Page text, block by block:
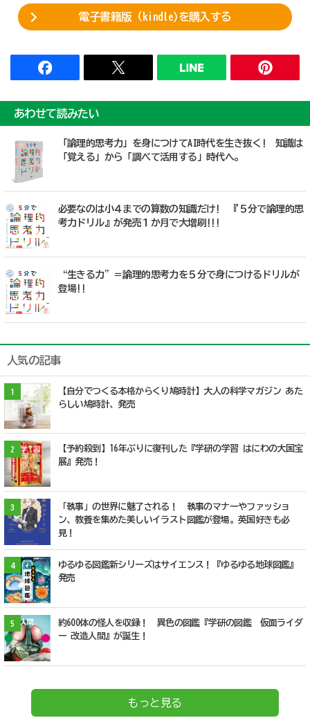
電子書籍版（kindle)を購入する
あわせて読みたい
「論理的思考力」を身につけてAI時代を生き抜く! 知識は
「覚える」から「調べて活用する」時代へ。
必要なのは小４までの算数の知識だけ! 『５分で論理的思
考力ドリル』が発売１か月で大増刷!!!
“生きる力”＝論理的思考力を５分で身につけるドリルが
登場!!
人気の記事
1
【自分でつくる本格からくり鳩時計】大人の科学マガジン あた
らしい鳩時計、発売
2
【予約殺到】16年ぶりに復刊した『学研の学習 はにわの大国宝
展』発売！
3
「執事」の世界に魅了される！ 執事のマナーやファッショ
ン、教養を集めた美しいイラスト図鑑が登場。英国好きも必
見！
4
ゆるゆる図鑑新シリーズはサイエンス！『ゆるゆる地球図鑑』
発売
5
約600体の怪人を収録！ 異色の図鑑『学研の図鑑 仮面ライダ
ー 改造人間』が誕生！
もっと見る